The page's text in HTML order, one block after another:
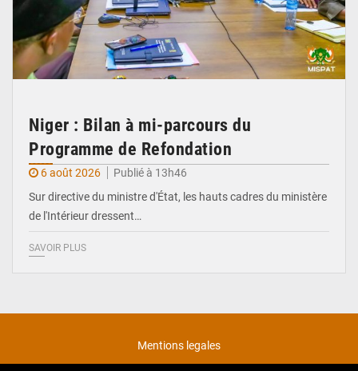
Niger : Bilan à mi-parcours du
Programme de Refondation
6 août 2026
Publié à 13h46
Sur directive du ministre d'État, les hauts cadres du ministère
de l'Intérieur dressent…
SAVOIR PLUS
Mentions legales